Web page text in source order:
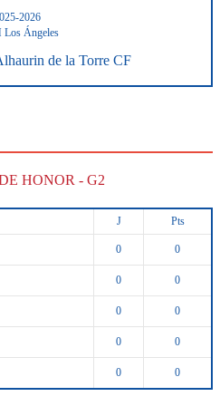
2026
Los Ángeles
de la Torre CF
HONOR - G2
J Pts
0 0
0 0
0 0
0 0
0 0